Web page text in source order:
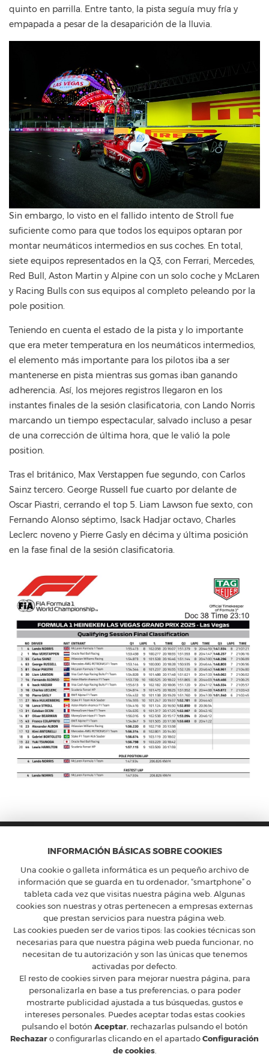
quinto en parrilla. Entre tanto, la pista seguía muy fría y
empapada a pesar de la desaparición de la lluvia.
Sin embargo, lo visto en el fallido intento de Stroll fue
suficiente como para que todos los equipos optaran por
montar neumáticos intermedios en sus coches. En total,
siete equipos representados en la Q3, con Ferrari, Mercedes,
Red Bull, Aston Martin y Alpine con un solo coche y McLaren
y Racing Bulls con sus equipos al completo peleando por la
pole position.
Teniendo en cuenta el estado de la pista y lo importante
que era meter temperatura en los neumáticos intermedios,
el elemento más importante para los pilotos iba a ser
mantenerse en pista mientras sus gomas iban ganando
adherencia. Así, los mejores registros llegaron en los
instantes finales de la sesión clasificatoria, con Lando Norris
marcando un tiempo espectacular, salvado incluso a pesar
de una corrección de última hora, que le valió la pole
position.
Tras el británico, Max Verstappen fue segundo, con Carlos
Sainz tercero. George Russell fue cuarto por delante de
Oscar Piastri, cerrando el top 5. Liam Lawson fue sexto, con
Fernando Alonso séptimo, Isack Hadjar octavo, Charles
Leclerc noveno y Pierre Gasly en décima y última posición
en la fase final de la sesión clasificatoria.
FERRARI CLUB ESPAÑA
Calle Constancia 41, entreplanta - 28002 Madrid
T+34 91 5754160Mferrari@ferrariclubespana.com
HLunes a jueves de 9:00 a 17:30h, viernes de 9:00 a 15:00h.
CLUB FERRARI
EN LAS REDES
FERRARI OFICIAL
MUNDO FERRARI
© 2026 Ferrari Club España
INFORMACIÓN BÁSICAS SOBRE COOKIES
Una cookie o galleta informática es un pequeño archivo de
información que se guarda en tu ordenador, “smartphone” o
tableta cada vez que visitas nuestra página web. Algunas
cookies son nuestras y otras pertenecen a empresas externas
que prestan servicios para nuestra página web.
Las cookies pueden ser de varios tipos: las cookies técnicas son
necesarias para que nuestra página web pueda funcionar, no
necesitan de tu autorización y son las únicas que tenemos
activadas por defecto.
El resto de cookies sirven para mejorar nuestra página, para
personalizarla en base a tus preferencias, o para poder
mostrarte publicidad ajustada a tus búsquedas, gustos e
intereses personales. Puedes aceptar todas estas cookies
pulsando el botón Aceptar, rechazarlas pulsando el botón
Rechazaro configurarlas clicando en el apartadoConfiguración
de cookies.